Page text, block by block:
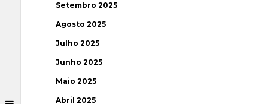
Setembro 2025
Agosto 2025
Julho 2025
Junho 2025
Maio 2025
Abril 2025